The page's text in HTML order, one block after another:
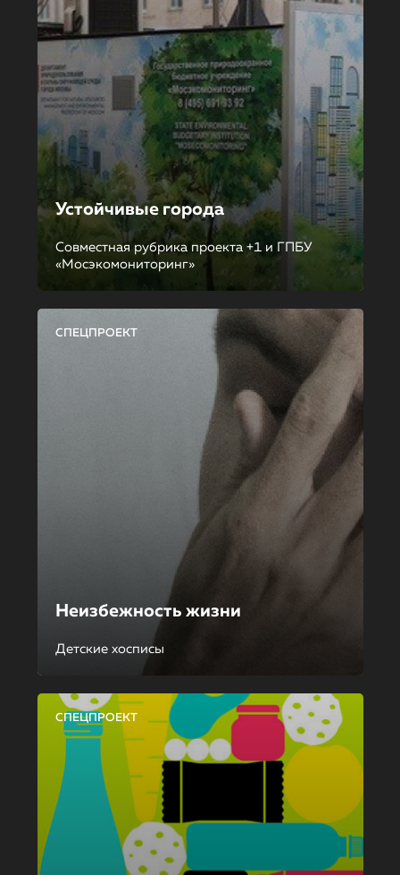
Устойчивые города
Совместная рубрика проекта +1 и ГПБУ
«Мосэкомониторинг»
СПЕЦПРОЕКТ
Неизбежность жизни
Детские хосписы
СПЕЦПРОЕКТ